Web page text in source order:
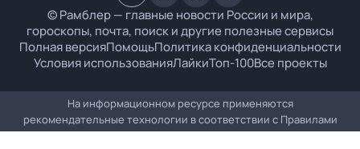
© Рамблер — главные новости России и мира,
гороскопы, почта, поиск и другие полезные сервисы
Полная версияПомощьПолитика конфиденциальности
Условия использованияЛайкиТоп-100Все проекты
На информационном ресурсе применяются
рекомендательные технологии в соответствии с Правилами